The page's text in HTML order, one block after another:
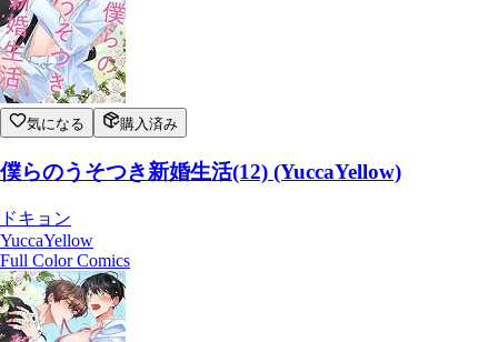
気になる 購入済み
僕らのうそつき新婚生活(12) (YuccaYellow)
ドキョン
YuccaYellow
Full Color Comics